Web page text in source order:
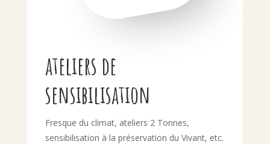
ateliers de
sensibilisation
Fresque du climat, ateliers 2 Tonnes,
sensibilisation à la préservation du Vivant, etc.